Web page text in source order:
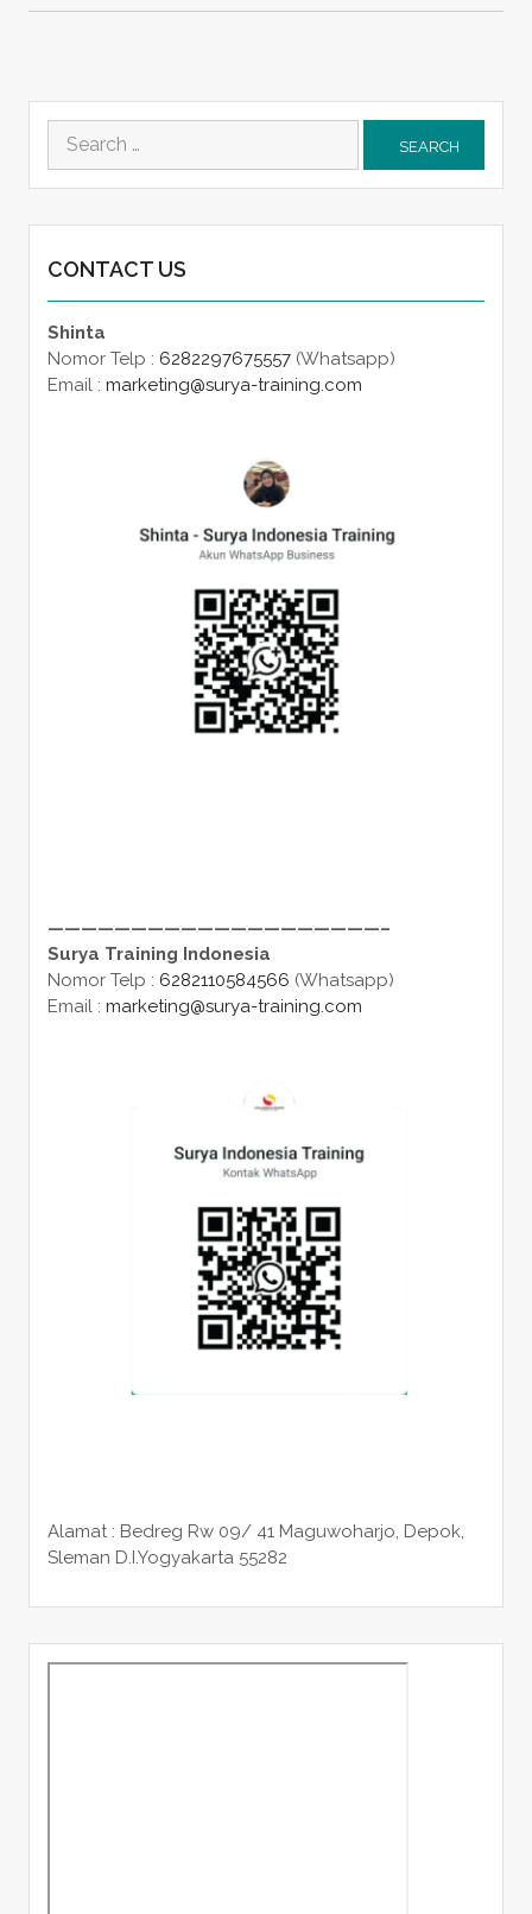
Search
for:
CONTACT US
Shinta
Nomor Telp : 6282297675557(Whatsapp)
Email : marketing@surya-training.com
————————————————————–
Surya Training Indonesia
Nomor Telp : 6282110584566 (Whatsapp)
Email : marketing@surya-training.com
Alamat : Bedreg Rw 09/ 41 Maguwoharjo, Depok,
Sleman D.I.Yogyakarta 55282